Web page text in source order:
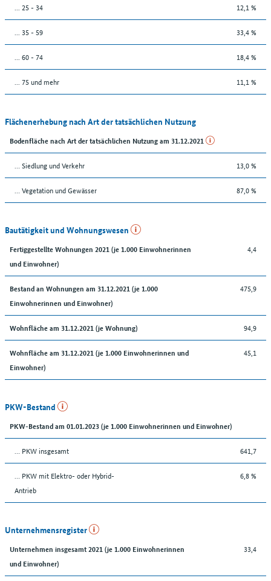
... 25 - 34 12,1 %
... 35 - 59 33,4 %
... 60 - 74 18,4 %
... 75 und mehr 11,1 %
Flächenerhebung nach Art der tatsächlichen Nutzung
Bodenfläche nach Art der tatsächlichen Nutzung am 31.12.2021
… Siedlung und Verkehr 13,0 %
… Vegetation und Gewässer 87,0 %
Bautätigkeit und Wohnungswesen
Fertiggestellte Wohnungen 2021 (je 1.000 Einwohnerinnen
und Einwohner)
4,4
Bestand an Wohnungen am 31.12.2021 (je 1.000
Einwohnerinnen und Einwohner)
475,9
Wohnfläche am 31.12.2021 (je Wohnung) 94,9
Wohnfläche am 31.12.2021 (je 1.000 Einwohnerinnen und
Einwohner)
45,1
PKW-Bestand
PKW-Bestand am 01.01.2023 (je 1.000 Einwohnerinnen und Einwohner)
… PKW insgesamt 641,7
… PKW mit Elektro- oder Hybrid-
Antrieb
6,8 %
Unternehmensregister
Unternehmen insgesamt 2021 (je 1.000 Einwohnerinnen
und Einwohner)
33,4